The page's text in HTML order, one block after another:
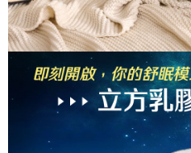
【注意事項】
１．透過由恩沛科技股份有限公司提供
易，需依本服務之必要範圍內提供個人
權轉讓予恩沛科技股份有限公司。
２．關於個人資料處理事宜，請瀏覽以
https://aftee.tw/terms/#terms3
３．未成年的使用者請事先徵得法定代
「AFTEE先享後付」，若未經同意申辦
４．使用「AFTEE先享後付」時，將依
付款後7-11取貨
每筆NT$60，滿NT$999(含以上)免
每筆NT$80，滿NT$999(含以上)免